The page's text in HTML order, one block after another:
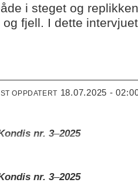
i steget og
fjell. I dette
OPPDATERT 18.07.2025 -
nr. 3–2025
nr. 3–2025